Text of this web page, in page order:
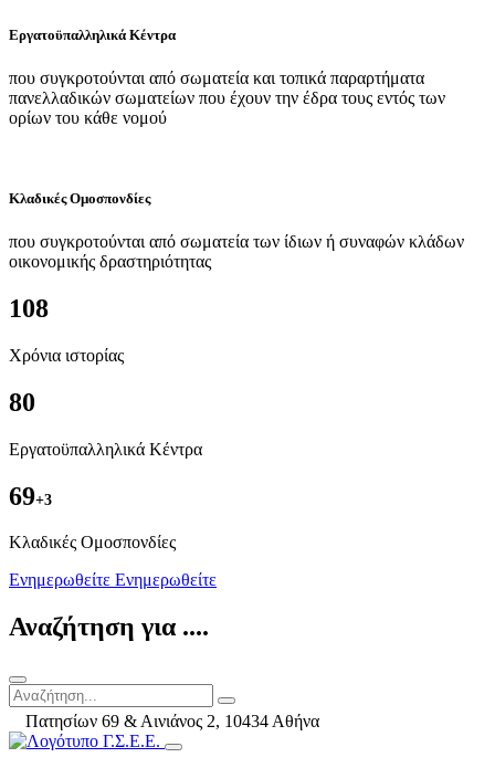
Εργατοϋπαλληλικά Κέντρα
που συγκροτούνται από σωματεία και τοπικά παραρτήματα
πανελλαδικών σωματείων που έχουν την έδρα τους εντός των
ορίων του κάθε νομού
Κλαδικές Ομοσπονδίες
που συγκροτούνται από σωματεία των ίδιων ή συναφών κλάδων
οικονομικής δραστηριότητας
108
Χρόνια ιστορίας
80
Εργατοϋπαλληλικά Κέντρα
69+3
Kλαδικές Ομοσπονδίες
Ενημερωθείτε Ενημερωθείτε
Αναζήτηση για ....
Πατησίων 69 & Αινιάνος 2, 10434 Αθήνα